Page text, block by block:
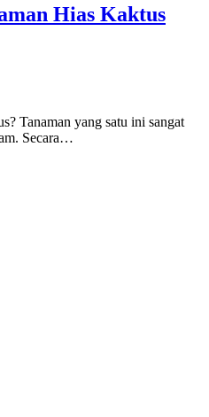
Hias Kaktus
Tanaman yang satu ini sangat
Secara…